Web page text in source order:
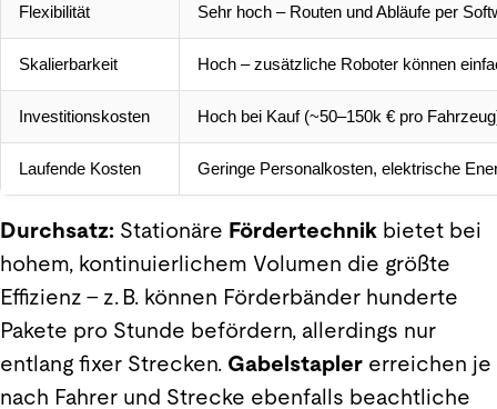
Flexibilität Sehr hoch – Routen und Abläufe per
Skalierbarkeit Hoch – zusätzliche Roboter können
Investitionskosten Hoch bei Kauf (~50–150k € pro
Laufende Kosten Geringe Personalkosten, elektrische
Durchsatz: Stationäre Fördertechnik bietet bei
hohem, kontinuierlichem Volumen die größte
Effizienz – z. B. können Förderbänder hunderte
Pakete pro Stunde befördern, allerdings nur
entlang fixer Strecken. Gabelstapler erreichen je
nach Fahrer und Strecke ebenfalls beachtliche